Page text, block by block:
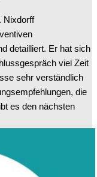
Nixdorff
detailliert. Er hat sich
viel Zeit
sehr verständlich
die
es den nächsten